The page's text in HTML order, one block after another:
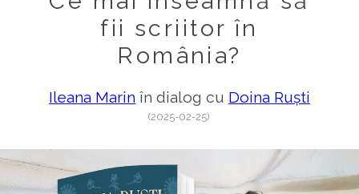
fii scriitor în
România?
Ileana Marin în dialog cu Doina Ruști
(2025-02-25)